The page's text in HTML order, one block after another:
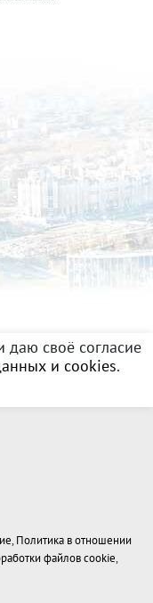
своё согласие
и cookies.
, Политика в отношении
файлов cookie,